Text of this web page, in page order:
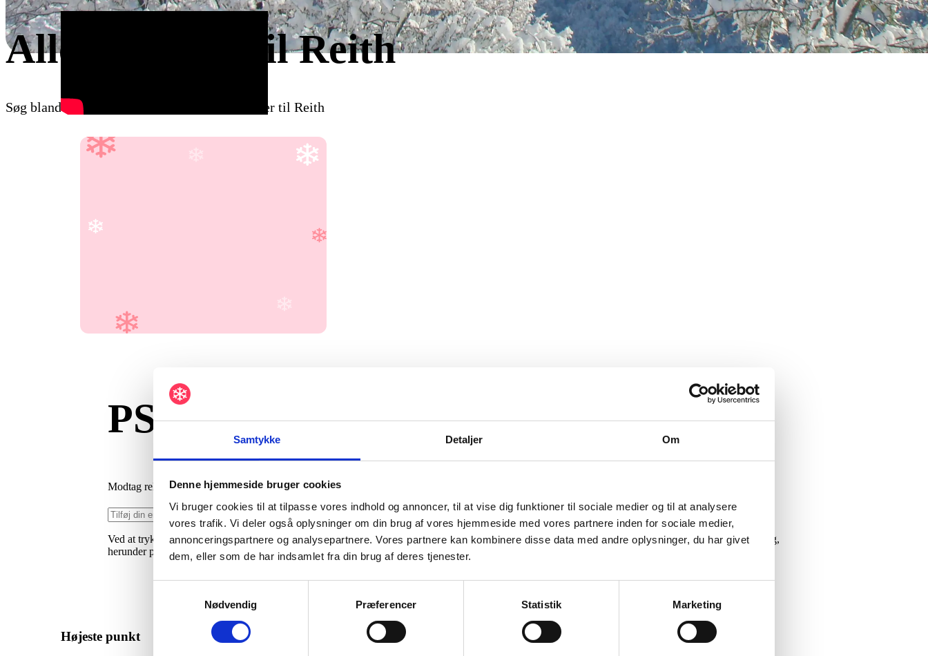
Samtykke Detaljer Om
Denne hjemmeside bruger cookies
Vi bruger cookies til at tilpasse vores indhold og annoncer, til at vise dig funktioner til sociale medier og til at analysere
vores trafik. Vi deler også oplysninger om din brug af vores hjemmeside med vores partnere inden for sociale medier,
annonceringspartnere og analysepartnere. Vores partnere kan kombinere disse data med andre oplysninger, du har givet
dem, eller som de har indsamlet fra din brug af deres tjenester.
Nødvendig
Præferencer Statistik Marketing
Alle skirejser tilReith
Søg blandt Danmarks største udvalg af skirejser til Reith
PSSST... ER DU VILD MED SNE?
Modtag relevante nyheder, guides og tilbud til din næste skiferie ⛷️
Hold mig opdateret
Ved at trykke på "Hold mig opdateret" giver jeg samtykke til, at Snowii ApS må bruge mine oplysninger til e-mailmarkedsføring og målrettet annoncering,
herunder på sociale medier. Afmelding kan ske via link i e-mailen. Privatlivspolitik
Højeste punkt